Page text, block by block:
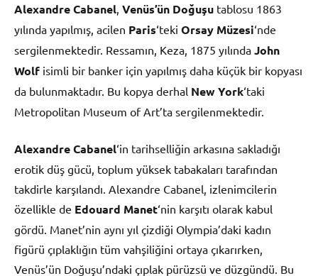
Alexandre Cabanel Venüs’ün Doğuşu tablosu 1863
yılında yapılmış, acilen Paris‘teki Orsay Müzesi‘nde
sergilenmektedir. Ressamın, Keza, 1875 yılında John
Wolf isimli bir banker için yapılmış daha küçük bir kopyası
da bulunmaktadır. Bu kopya derhal New York‘taki
Metropolitan Museum of Art’ta sergilenmektedir.
Alexandre Cabanel‘in tarihselliğin arkasına sakladığı
erotik düş gücü, toplum yüksek tabakaları tarafından
takdirle karşılandı. Alexandre Cabanel, izlenimcilerin
özellikle de Edouard Manet‘nin karşıtı olarak kabul
gördü. Manet’nin aynı yıl çizdiği Olympia’daki kadın
figürü çıplaklığın tüm vahşiliğini ortaya çıkarırken,
Venüs’ün Doğuşu’ndaki çıplak pürüzsü ve düzgündü. Bu